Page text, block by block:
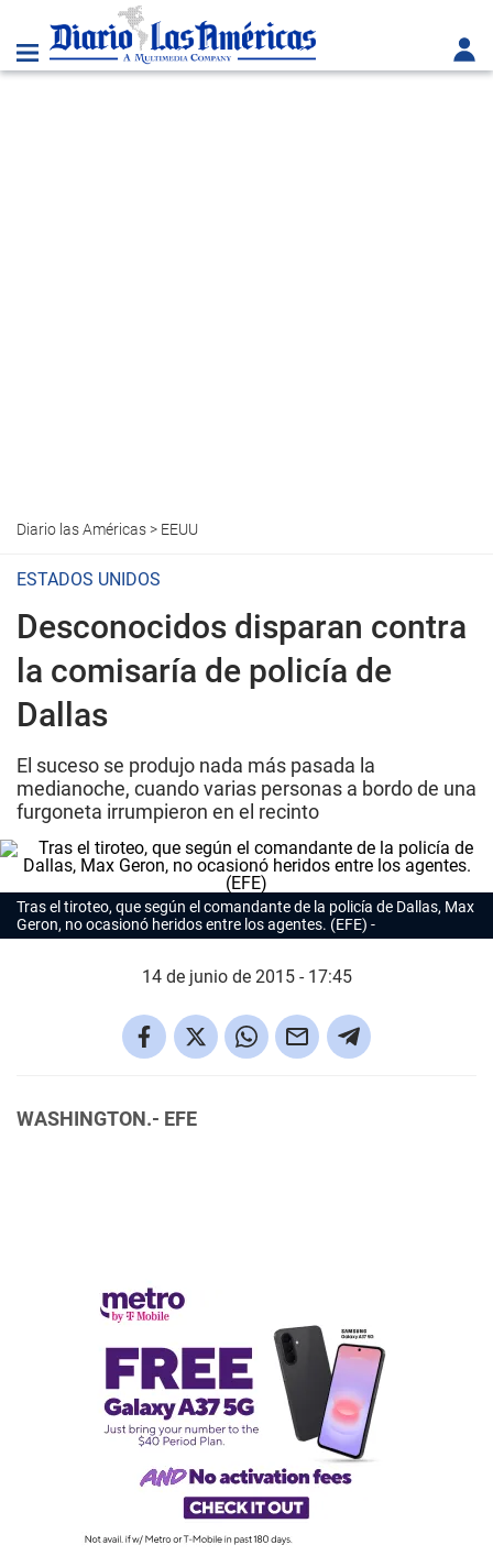
Diario las Américas> EEUU
ESTADOS UNIDOS
Desconocidos disparan contra
la comisaría de policía de
Dallas
El suceso se produjo nada más pasada la
medianoche, cuando varias personas a bordo de una
furgoneta irrumpieron en el recinto
Tras el tiroteo, que según el comandante de la policía de Dallas, Max
Geron, no ocasionó heridos entre los agentes. (EFE)
14 de junio de 2015 - 17:45
WASHINGTON.- EFE